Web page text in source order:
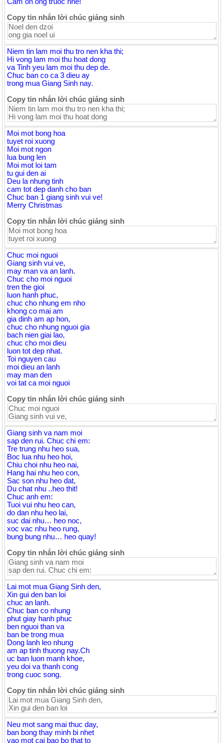
Copy tin nhắn lời chúc giáng sinh
Niem tin lam moi thu tro nen kha thi;
Hi vong lam moi thu hoat dong
va Tinh yeu lam moi thu dep de.
Chuc ban co ca 3 dieu ay
trong mua Giang Sinh nay.
Copy tin nhắn lời chúc giáng sinh
Moi mot bong hoa
tuyet roi xuong
Moi mot ngon
lua bung len
Moi mot loi tam
tu gui den ai
Deu la nhung tinh
cam tot dep danh cho ban
Chuc ban 1 giang sinh vui ve!
Merry Christmas
Copy tin nhắn lời chúc giáng sinh
Chuc moi nguoi
Giang sinh vui ve,
may man va an lanh.
Chuc cho moi nguoi
tren the gioi
luon hanh phuc,
chuc cho nhung em nho
khong co mai am
gia dinh am ap hon,
chuc cho nhung nguoi gia
bach nien giai lao,
chuc cho moi dieu
luon tot dep nhat.
Toi nguyen cau
moi dieu an lanh
may man den
voi tat ca moi nguoi
Copy tin nhắn lời chúc giáng sinh
Giang sinh va nam moi
sap den rui. Chuc chi em:
Tre trung nhu heo sua,
Boc lua nhu heo hoi,
Chiu choi nhu heo nai,
Hang hai nhu heo con,
Sac son nhu heo dat,
Du chat nhu ..heo thit!
Chuc anh em:
Tuoi vui nhu heo can,
do dan nhu heo lai,
suc dai nhu… heo noc,
xoc vac nhu heo rung,
bung bung nhu… heo quay!
Copy tin nhắn lời chúc giáng sinh
Lai mot mua Giang Sinh den,
Xin gui den ban loi
chuc an lanh.
Chuc ban co nhung
phut giay hanh phuc
ben nguoi than va
ban be trong mua
Dong lanh leo nhung
am ap tinh thuong nay.Ch
uc ban luon manh khoe,
yeu doi va thanh cong
trong cuoc song.
Copy tin nhắn lời chúc giáng sinh
Neu mot sang mai thuc day,
ban bong thay minh bi nhet
vao mot cai bao bo that to